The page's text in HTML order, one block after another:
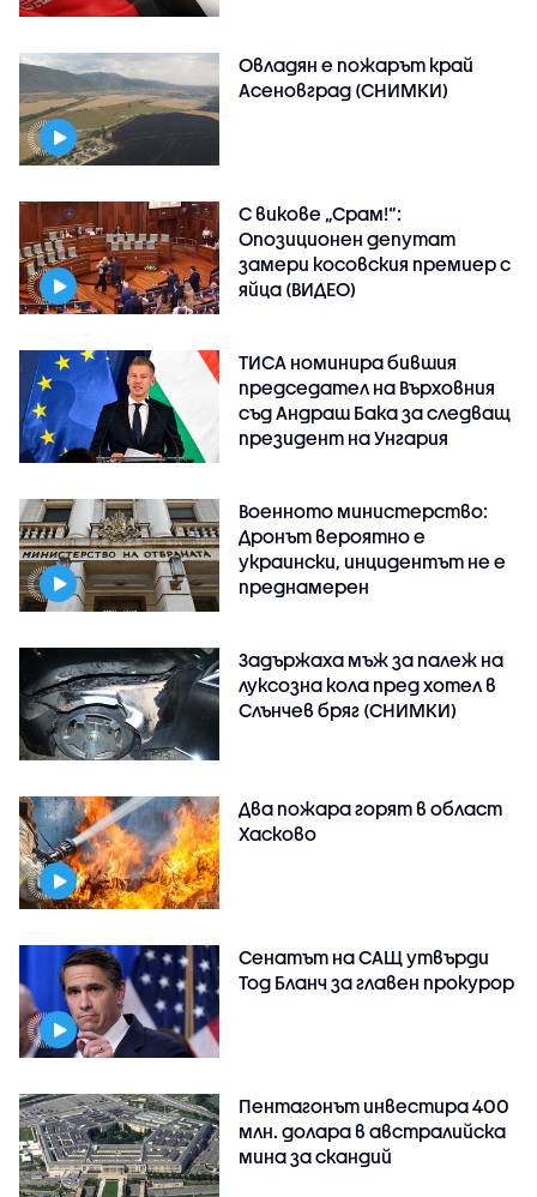
Овладян е пожарът край
Асеновград (СНИМКИ)
С викове „Срам!“:
Опозиционен депутат
замери косовския премиер с
яйца (ВИДЕО)
ТИСА номинира бившия
председател на Върховния
съд Андраш Бака за следващ
президент на Унгария
Военното министерство:
Дронът вероятно е
украински, инцидентът не е
преднамерен
Задържаха мъж за палеж на
луксозна кола пред хотел в
Слънчев бряг (СНИМКИ)
Два пожара горят в област
Хасково
Сенатът на САЩ утвърди
Тод Бланч за главен прокурор
Пентагонът инвестира 400
млн. долара в австралийска
мина за скандий